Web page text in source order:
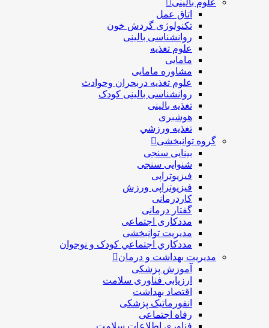
اتاق عمل
تکنولوژی گردش خون
روانشناسی بالینی
علوم تغذیه
مامایی
مشاوره مامایی
علوم تغذیه دربحران وحوادث
روانشناسی بالینی کودک
تغذیه بالینی
هوشبری
تغذيه ورزشي
گروه توانبخشی
بینایی سنجی
شنوایی سنجی
فیزیوتراپی
فیزیوتراپی ورزش
کاردرمانی
گفتار درمانی
مددکاری اجتماعی
مديريت توانبخشی
مددکاري اجتماعي کودک و نوجوان
مدیریت بهداشت و درمان
آموزش پزشکی
ارزیابی فناوری سلامت
اقتصاد بهداشت
انفورماتیک پزشکی
رفاه اجتماعی
فناوری اطلاعات سلامت